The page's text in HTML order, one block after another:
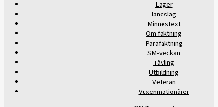
Läger
landslag
Minnestext
Om fäktning
Parafäktning
SM-veckan
Tävling
Utbildning
Veteran
Vuxenmotionärer